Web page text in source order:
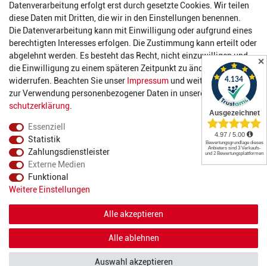
Öffnungszeiten
14:00 - 17:00 Uhr
Dienstag:
14:00 - 17:00 Uhr
Mittwoch:
14:00 - 17:00 Uhr
Donnerstag:
14:00 - 17:00 Uhr
14:00 - 19:00 Uhr
10:00 - 17:00 Uhr
Datenverarbeitung erfolgt erst durch gesetzte Cookies. Wir teilen
diese Daten mit Dritten, die wir in den Einstellungen benennen.
Die Datenverarbeitung kann mit Einwilligung oder aufgrund eines
berechtigten Interesses erfolgen. Die Zustimmung kann erteilt oder
abgelehnt werden. Es besteht das Recht, nicht einzuwilligen und
die Einwilligung zu einem späteren Zeitpunkt zu ändern oder zu
widerrufen. Beachten Sie unser Impressum und weitere Hinweise
zur Verwendung personenbezogener Daten in unserer
Daten­
schutz­erklärung
Essenziell
Statistik
Zahlungsdienstleister
Externe Medien
Funktional
Weitere Einstellungen
Alle akzeptieren
Alle ablehnen
Auswahl akzeptieren
✕